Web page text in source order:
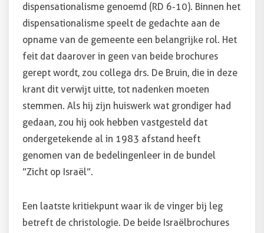
dispensationalisme genoemd (RD 6-10). Binnen het
dispensationalisme speelt de gedachte aan de
opname van de gemeente een belangrijke rol. Het
feit dat daarover in geen van beide brochures
gerept wordt, zou collega drs. De Bruin, die in deze
krant dit verwijt uitte, tot nadenken moeten
stemmen. Als hij zijn huiswerk wat grondiger had
gedaan, zou hij ook hebben vastgesteld dat
ondergetekende al in 1983 afstand heeft
genomen van de bedelingenleer in de bundel
”Zicht op Israël”.
Een laatste kritiekpunt waar ik de vinger bij leg
betreft de christologie. De beide Israëlbrochures